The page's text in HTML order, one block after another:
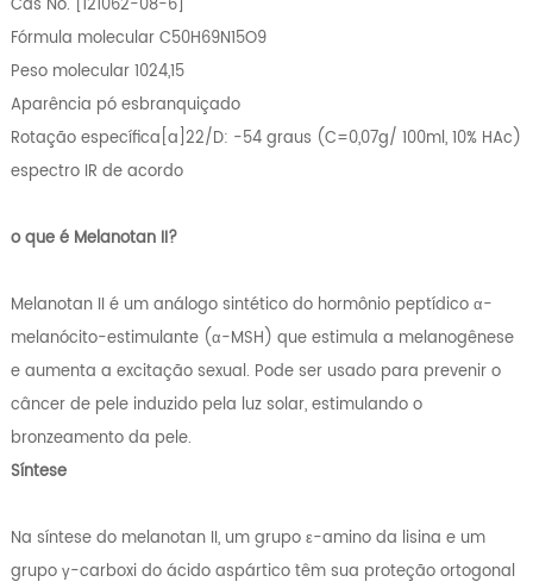
Fórmula molecular C50H69N15O9
Peso molecular 1024,15
Aparência pó esbranquiçado
Rotação específica[a]22/D: -54 graus (C=0,07g/ 100ml, 10% HAc)
espectro IR de acordo
o que é Melanotan II?
Melanotan II é um análogo sintético do hormônio peptídico α-
melanócito-estimulante (α-MSH) que estimula a melanogênese
e aumenta a excitação sexual. Pode ser usado para prevenir o
câncer de pele induzido pela luz solar, estimulando o
bronzeamento da pele.
Síntese
Na síntese do melanotan II, um grupo ε-amino da lisina e um
grupo γ-carboxi do ácido aspártico têm sua proteção ortogonal